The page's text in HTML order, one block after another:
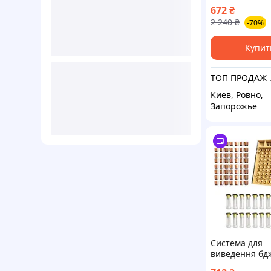
на 110
Краща якість
672₴
2 240 ₴ -70%
ТОП
Киев, Ровно,
Запорожье
Система для
виведення